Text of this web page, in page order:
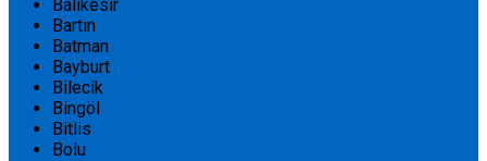
Balıkesir
Bartın
Batman
Bayburt
Bilecik
Bingöl
Bitlis
Bolu